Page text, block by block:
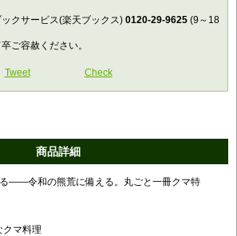
クサービス(楽天ブックス) 0120-29-9625 (9～18
ご容赦ください。
Tweet Check
商品詳細
――令和の熊荒に備える。丸ごと一冊クマ特
マ料理